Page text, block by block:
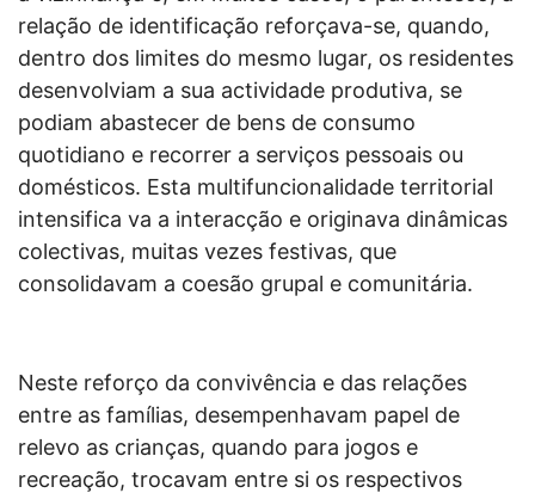
relação de identificação reforçava-se, quando,
dentro dos limites do mesmo lugar, os residentes
desenvolviam a sua actividade produtiva, se
podiam abastecer de bens de consumo
quotidiano e recorrer a serviços pessoais ou
domésticos. Esta multifuncionalidade territorial
intensifica va a interacção e originava dinâmicas
colectivas, muitas vezes festivas, que
consolidavam a coesão grupal e comunitária.
Neste reforço da convivência e das relações
entre as famílias, desempenhavam papel de
relevo as crianças, quando para jogos e
recreação, trocavam entre si os respectivos